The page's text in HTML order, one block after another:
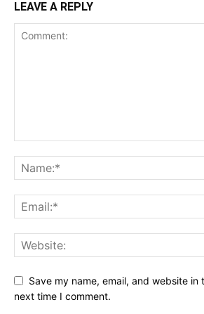
LEAVE A REPLY
Save my name, email, and website in
next time I comment.